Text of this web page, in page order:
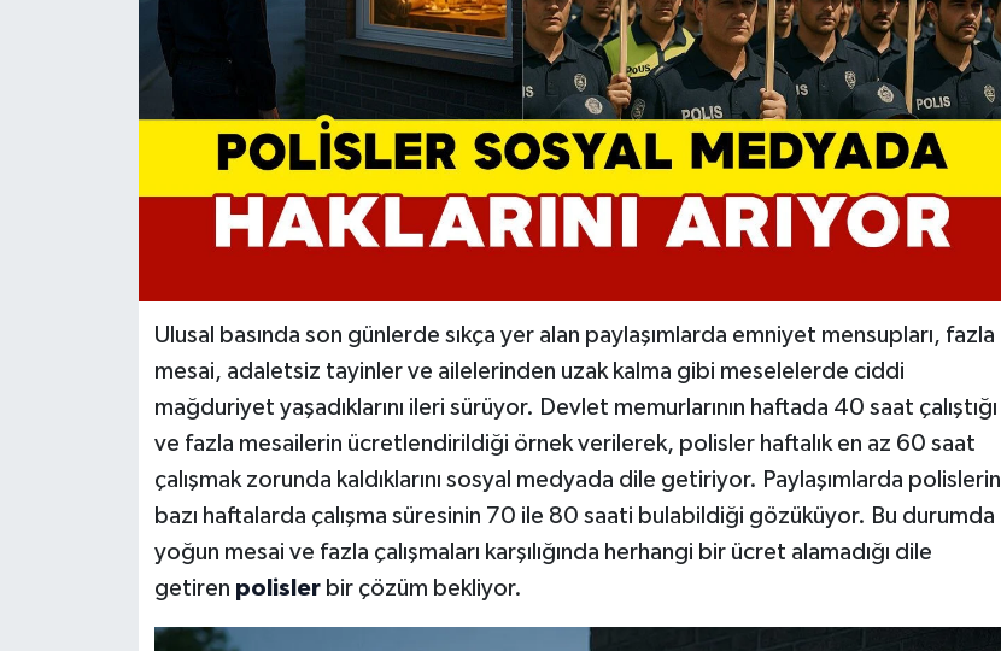
Ulusal basında son günlerde sıkça yer alan paylaşımlarda emniyet mensupları, fazla
mesai, adaletsiz tayinler ve ailelerinden uzak kalma gibi meselelerde ciddi
mağduriyet yaşadıklarını ileri sürüyor. Devlet memurlarının haftada 40 saat çalıştığı
ve fazla mesailerin ücretlendirildiği örnek verilerek, polisler haftalık en az 60 saat
çalışmak zorunda kaldıklarını sosyal medyada dile getiriyor. Paylaşımlarda polislerin
bazı haftalarda çalışma süresinin 70 ile 80 saati bulabildiği gözüküyor. Bu durumda
yoğun mesai ve fazla çalışmaları karşılığında herhangi bir ücret alamadığı dile
getiren polislerbir çözüm bekliyor.